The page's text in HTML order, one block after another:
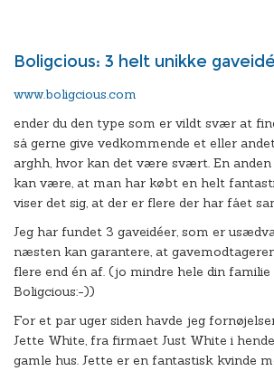
Boligcious: 3 helt unikke
www.boligcious.com
ender du den type som er vildt svær at
så gerne give vedkommende et eller
arghh, hvor kan det være svært. En
kan være, at man har købt en helt
viser det sig, at der er flere der har fået
Jeg har fundet 3 gaveidéer, som er
næsten kan garantere, at
flere end én af. (jo mindre hele din
Boligcious:-))
For et par uger siden havde jeg
Jette White, fra firmaet Just White i
gamle hus. Jette er en fantastisk kvinde